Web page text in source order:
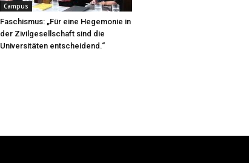
Campus
Faschismus: „Für eine Hegemonie in
der Zivilgesellschaft sind die
Universitäten entscheidend.“